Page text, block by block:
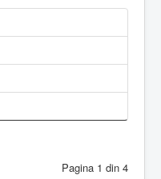
Pagina 1 din 4